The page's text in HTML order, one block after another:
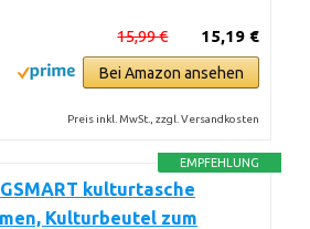
15,19 €
15,99 €
Bei Amazon ansehen
Preis inkl. MwSt., zzgl. Versandkosten
EMPFEHLUNG
kulturtasche
Kulturbeutel zum